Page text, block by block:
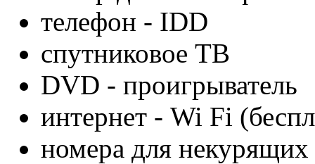
телефон - IDD
спутниковое ТВ
DVD - проигрыватель
интернет - Wi Fi
номера для некурящих